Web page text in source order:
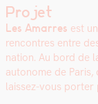
Projet
Les Amar­res est
ren­con­tres entre
na­tion. Au bord de
autonome de
lais­sez-vous porter